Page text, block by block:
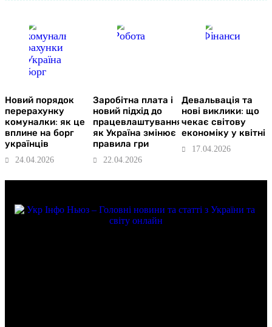
Новий порядок
перерахунку
комуналки: як це
вплине на борг
українців
24.04.2026
Заробітна плата і
новий підхід до
працевлаштування:
як Україна змінює
правила гри
22.04.2026
Девальвація та
нові виклики: що
чекає світову
економіку у квітні
17.04.2026